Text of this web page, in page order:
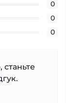
0
0
0
станьте